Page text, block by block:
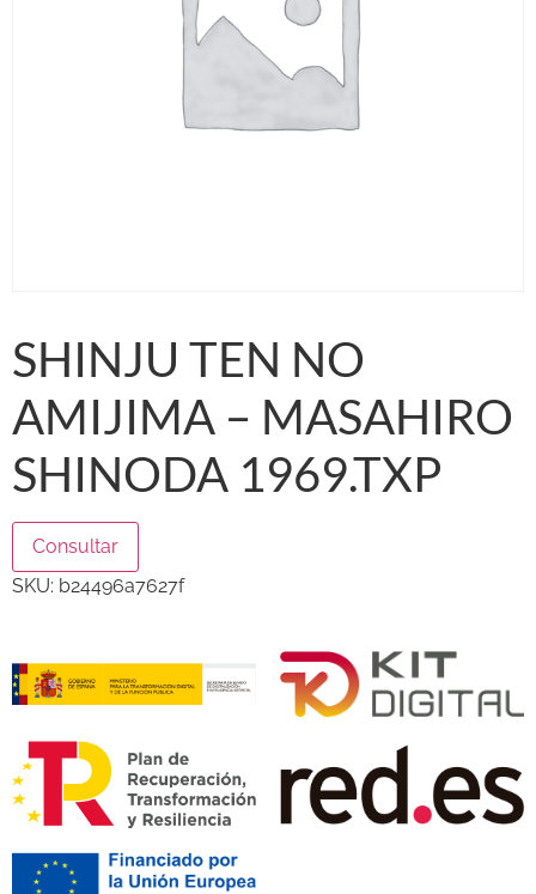
SHINJU TEN NO
AMIJIMA – MASAHIRO
SHINODA 1969.TXP
Consultar
SKU: b24496a7627f